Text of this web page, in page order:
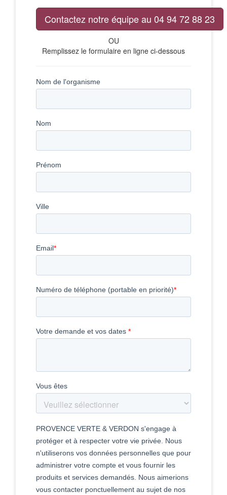
Contactez notre équipe au 04 94 72 88 23
OU
Remplissez le formulaire en ligne ci-dessous